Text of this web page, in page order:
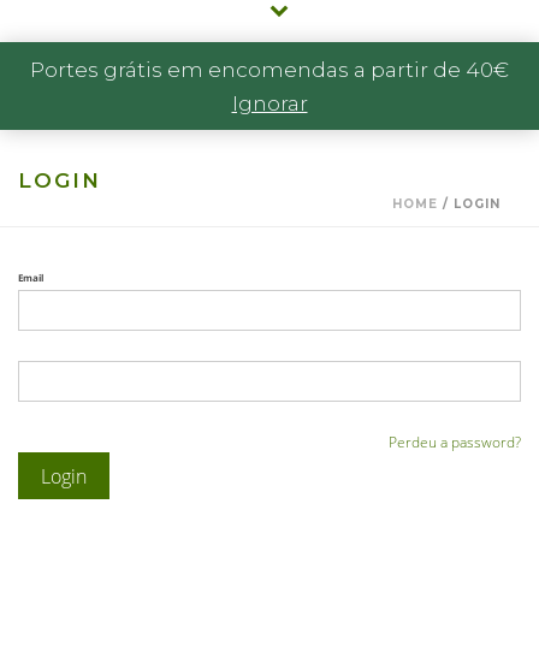
Portes grátis em encomendas a partir de 40€
Ignorar
LOGIN
HOME / LOGIN
Email
Perdeu a password?
Login